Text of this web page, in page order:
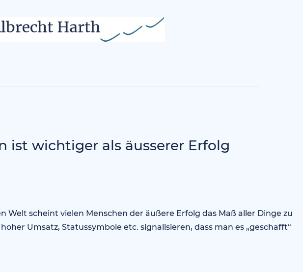
ist wichtiger als äusserer Erfolg
Welt scheint vielen Menschen der äußere Erfolg das Maß aller Dinge zu
Umsatz, Statussymbole etc. signalisieren, dass man es „geschafft“